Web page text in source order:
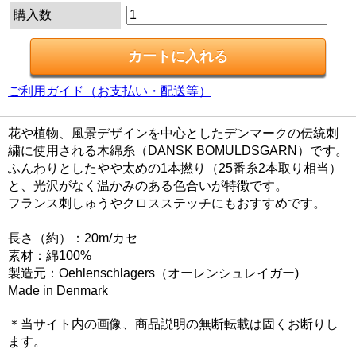
購入数
ご利用ガイド（お支払い・配送等）
花や植物、風景デザインを中心としたデンマークの伝統刺
繍に使用される木綿糸（DANSK BOMULDSGARN）です。
ふんわりとしたやや太めの1本撚り（25番糸2本取り相当）
と、光沢がなく温かみのある色合いが特徴です。
フランス刺しゅうやクロスステッチにもおすすめです。
長さ（約）：20m/カセ
素材：綿100%
製造元：Oehlenschlagers（オーレンシュレイガー)
Made in Denmark
＊当サイト内の画像、商品説明の無断転載は固くお断りし
ます。